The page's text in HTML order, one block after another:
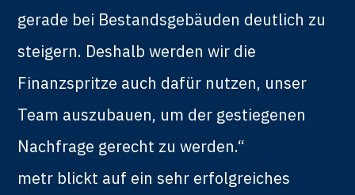
gerade bei Bestandsgebäuden deutlich zu
steigern. Deshalb werden wir die
Finanzspritze auch dafür nutzen, unser
Team auszubauen, um der gestiegenen
Nachfrage gerecht zu werden.“
metr blickt auf ein sehr erfolgreiches